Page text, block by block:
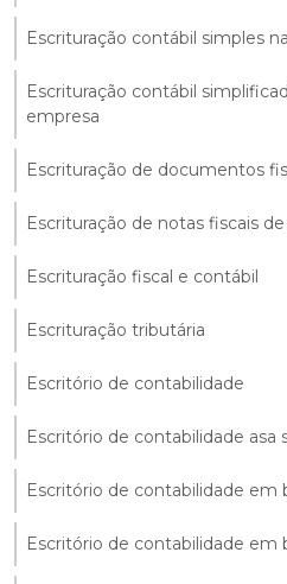
Escrituração contábil simples
Escrituração contábil
empresa
Escrituração de documentos
Escrituração de notas fiscais
Escrituração fiscal e contábil
Escrituração tributária
Escritório de contabilidade
Escritório de contabilidade asa
Escritório de contabilidade em
Escritório de contabilidade em